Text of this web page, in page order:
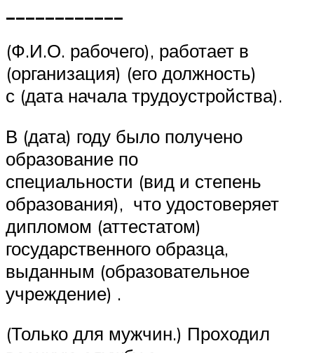
(Ф.И.О. рабочего), работает в
(организация) (его должность)
с (дата начала трудоустройства).
В (дата) году было получено
образование по
специальности (вид и степень
образования), что удостоверяет
дипломом (аттестатом)
государственного образца,
выданным (образовательное
учреждение) .
(Только для мужчин.) Проходил